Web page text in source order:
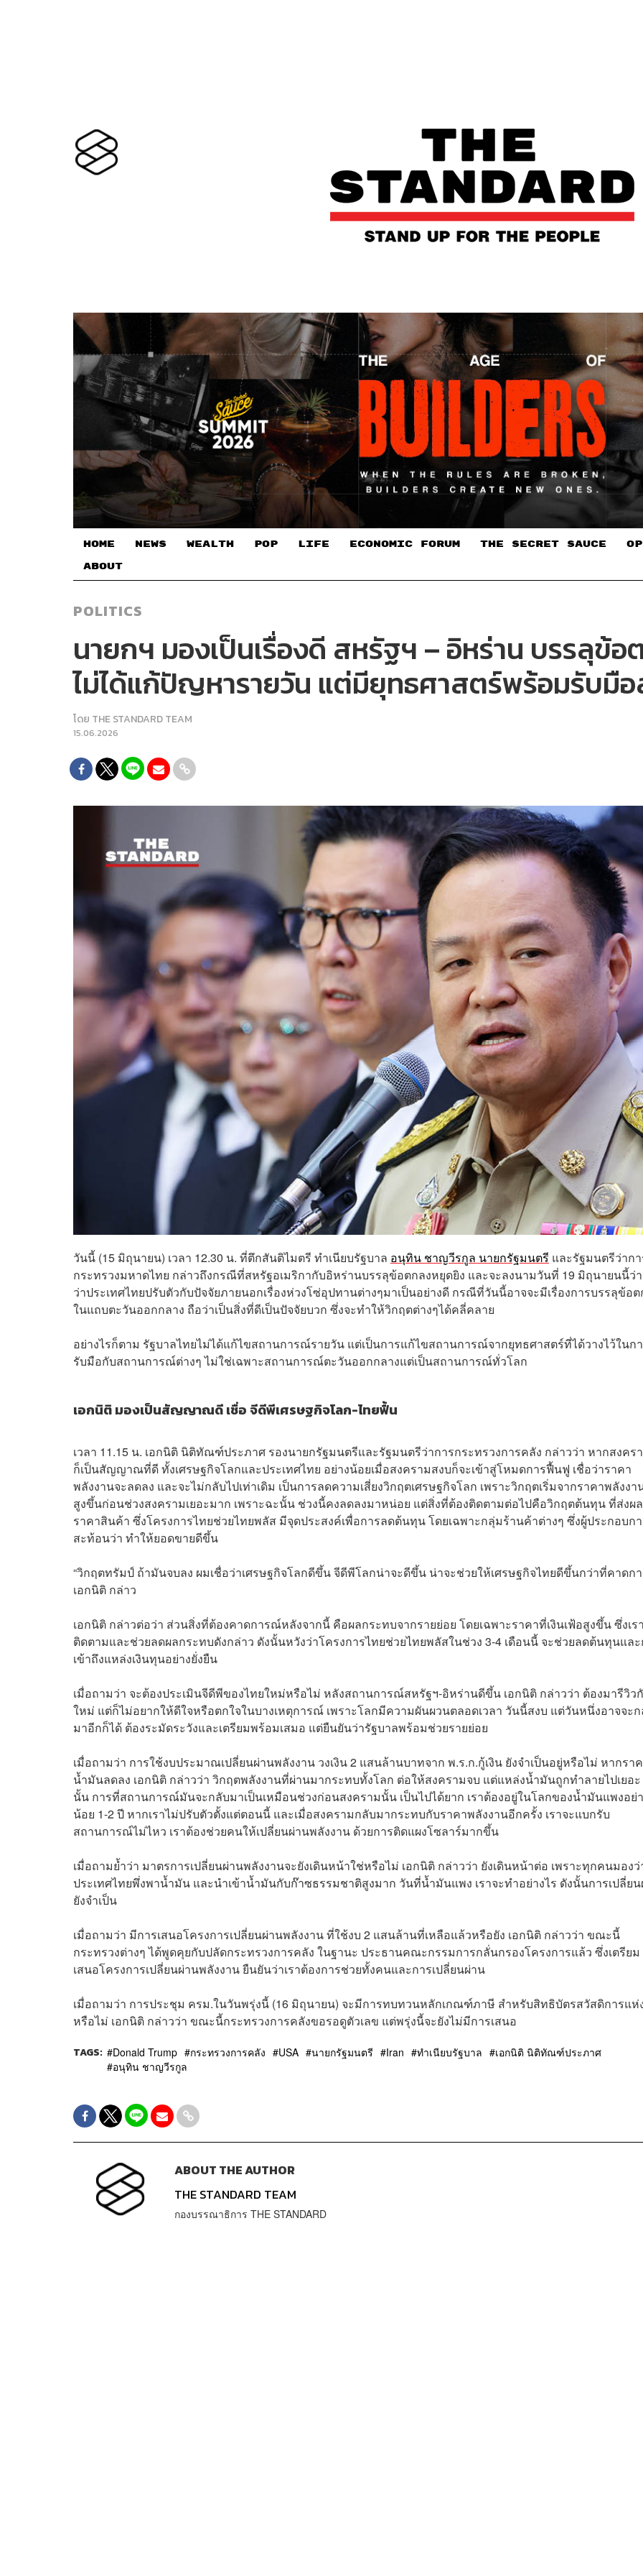
HOME NEWS WEALTH POP LIFE ECONOMIC FORUM THE SECRET SAUCE​
ABOUT
POLITICS
นายกฯ มองเป็นเรื่องดี สหรัฐฯ – อิหร่าน บรรลุข้
ไม่ได้แก้ปัญหารายวัน แต่มียุทธศาสตร์พร้อมรับมื
โดย THE STANDARD TEAM
15.06.2026
วันนี้ (15 มิถุนายน) เวลา 12.30 น. ที่ตึกสันติไมตรี ทำเนียบรัฐบาล อนุทิน ชาญวีรกูล นายกรัฐมนตรี และรัฐมนตรีว่าก
กระทรวงมหาดไทย กล่าวถึงกรณีที่สหรัฐอเมริกากับอิหร่านบรรลุข้อตกลงหยุดยิง และจะลงนามวันที่ 19 มิถุนายนนี้ว่
ว่าประเทศไทยปรับตัวกับปัจจัยภายนอกเรื่องห่วงโซ่อุปทานต่างๆมาเป็นอย่างดี กรณีที่วันนี้อาจจะมีเรื่องการบรรลุข้อต
ในแถบตะวันออกกลาง ถือว่าเป็นสิ่งที่ดีเป็นปัจจัยบวก ซึ่งจะทำให้วิกฤตต่างๆได้คลี่คลาย
อย่างไรก็ตาม รัฐบาลไทยไม่ได้แก้ไขสถานการณ์รายวัน แต่เป็นการแก้ไขสถานการณ์จากยุทธศาสตร์ที่ได้วางไว้ในก
รับมือกับสถานการณ์ต่างๆ ไม่ใช่เฉพาะสถานการณ์ตะวันออกกลางแต่เป็นสถานการณ์ทั่วโลก
เอกนิติ มองเป็นสัญญาณดี เชื่อ จีดีพีเศรษฐกิจโลก-ไทยฟื้น
เวลา 11.15 น. เอกนิติ นิติทัณฑ์ประภาศ รองนายกรัฐมนตรีและรัฐมนตรีว่าการกระทรวงการคลัง กล่าวว่า หากสงคร
ก็เป็นสัญญาณที่ดี ทั้งเศรษฐกิจโลกและประเทศไทย อย่างน้อยเมื่อสงครามสงบก็จะเข้าสู่โหมดการฟื้นฟู เชื่อว่าราคา
พลังงานจะลดลง และจะไม่กลับไปเท่าเดิม เป็นการลดความเสี่ยงวิกฤตเศรษฐกิจโลก เพราะวิกฤตเริ่มจากราคาพลังงา
สูงขึ้นก่อนช่วงสงครามเยอะมาก เพราะฉะนั้น ช่วงนี้คงลดลงมาหน่อย แต่สิ่งที่ต้องติดตามต่อไปคือวิกฤตต้นทุน ที่ส่งผ
ราคาสินค้า ซึ่งโครงการไทยช่วยไทยพลัส มีจุดประสงค์เพื่อการลดต้นทุน โดยเฉพาะกลุ่มร้านค้าต่างๆ ซึ่งผู้ประกอบก
สะท้อนว่า ทำให้ยอดขายดีขึ้น
“วิกฤตทรัมป์ ถ้ามันจบลง ผมเชื่อว่าเศรษฐกิจโลกดีขึ้น จีดีพีโลกน่าจะดีขึ้น น่าจะช่วยให้เศรษฐกิจไทยดีขึ้นกว่าที่คาดก
เอกนิติ กล่าว
เอกนิติ กล่าวต่อว่า ส่วนสิ่งที่ต้องคาดการณ์หลังจากนี้ คือผลกระทบจากรายย่อย โดยเฉพาะราคาที่เงินเฟ้อสูงขึ้น ซึ่งเร
ติดตามและช่วยลดผลกระทบดังกล่าว ดังนั้นหวังว่าโครงการไทยช่วยไทยพลัสในช่วง 3-4 เดือนนี้ จะช่วยลดต้นทุนและ
เข้าถึงแหล่งเงินทุนอย่างยั่งยืน
เมื่อถามว่า จะต้องประเมินจีดีพีของไทยใหม่หรือไม่ หลังสถานการณ์สหรัฐฯ-อิหร่านดีขึ้น เอกนิติ กล่าวว่า ต้องมารีวิว
ใหม่ แต่ก็ไม่อยากให้ดีใจหรือตกใจในบางเหตุการณ์ เพราะโลกมีความผันผวนตลอดเวลา วันนี้สงบ แต่วันหนึ่งอาจจะ
มาอีกก็ได้ ต้องระมัดระวังและเตรียมพร้อมเสมอ แต่ยืนยันว่ารัฐบาลพร้อมช่วยรายย่อย
เมื่อถามว่า การใช้งบประมาณเปลี่ยนผ่านพลังงาน วงเงิน 2 แสนล้านบาทจาก พ.ร.ก.กู้เงิน ยังจำเป็นอยู่หรือไม่ หากรา
น้ำมันลดลง เอกนิติ กล่าวว่า วิกฤตพลังงานที่ผ่านมากระทบทั้งโลก ต่อให้สงครามจบ แต่แหล่งน้ำมันถูกทำลายไปเยอะ
นั้น การที่สถานการณ์มันจะกลับมาเป็นเหมือนช่วงก่อนสงครามนั้น เป็นไปได้ยาก เราต้องอยู่ในโลกของนํ้ามันแพงอย่
น้อย 1-2 ปี หากเราไม่ปรับตัวตั้งแต่ตอนนี้ และเมื่อสงครามกลับมากระทบกับราคาพลังงานอีกครั้ง เราจะแบกรับ
สถานการณ์ไม่ไหว เราต้องช่วยคนให้เปลี่ยนผ่านพลังงาน ด้วยการติดแผงโซลาร์มากขึ้น
เมื่อถามย้ำว่า มาตรการเปลี่ยนผ่านพลังงานจะยังเดินหน้าใช่หรือไม่ เอกนิติ กล่าวว่า ยังเดินหน้าต่อ เพราะทุกคนมองว่
ประเทศไทยพึ่งพาน้ำมัน และนำเข้าน้ำมันกับก๊าซธรรมชาติสูงมาก วันที่น้ำมันแพง เราจะทำอย่างไร ดังนั้นการเปลี่ย
ยังจำเป็น
เมื่อถามว่า มีการเสนอโครงการเปลี่ยนผ่านพลังงาน ที่ใช้งบ 2 แสนล้านที่เหลือแล้วหรือยัง เอกนิติ กล่าวว่า ขณะนี้
กระทรวงต่างๆ ได้พูดคุยกับปลัดกระทรวงการคลัง ในฐานะ ประธานคณะกรรมการกลั่นกรองโครงการแล้ว ซึ่งเตรียม
เสนอโครงการเปลี่ยนผ่านพลังงาน ยืนยันว่าเราต้องการช่วยทั้งคนและการเปลี่ยนผ่าน
เมื่อถามว่า การประชุม ครม.ในวันพรุ่งนี้ (16 มิถุนายน) จะมีการทบทวนหลักเกณฑ์ภาษี สำหรับสิทธิบัตรสวัสดิการแห่
หรือไม่ เอกนิติ กล่าวว่า ขณะนี้กระทรวงการคลังขอรอดูตัวเลข แต่พรุ่งนี้จะยังไม่มีการเสนอ
TAGS: Donald Trump กระทรวงการคลัง USA นายกรัฐมนตรี Iran ทำเนียบรัฐบาล
เอกนิติ นิติทัณฑ์ประภาศ
อนุทิน ชาญวีรกูล
ABOUT THE AUTHOR
THE STANDARD TEAM
กองบรรณาธิการ THE STANDARD